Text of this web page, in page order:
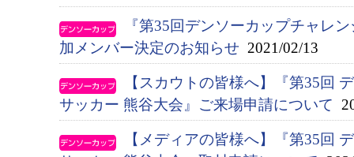
『第35回デンソーカップチャレ
加メンバー決定のお知らせ 2021/02/13
【スカウトの皆様へ】『第35回
サッカー 熊谷大会』ご来場申請について
【メディアの皆様へ】『第35回